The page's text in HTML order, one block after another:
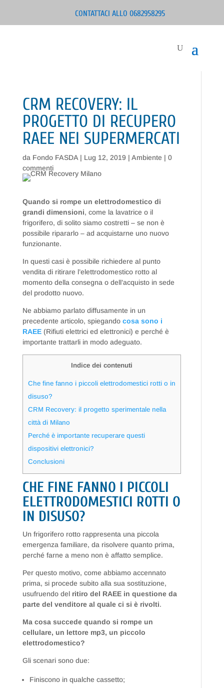
CONTATTACI ALLO 0682958295
CRM RECOVERY: IL
PROGETTO DI RECUPERO
RAEE NEI SUPERMERCATI
da Fondo FASDA| Lug 12, 2019 | Ambiente | 0
commenti
Quando si rompe un elettrodomestico di
grandi dimensioni, come la lavatrice o il
frigorifero, di solito siamo costretti – se non è
possibile ripararlo – ad acquistarne uno nuovo
funzionante.
In questi casi è possibile richiedere al punto
vendita di ritirare l’elettrodomestico rotto al
momento della consegna o dell’acquisto in sede
del prodotto nuovo.
Ne abbiamo parlato diffusamente in un
precedente articolo, spiegando cosa sono i
RAEE(Rifiuti elettrici ed elettronici) e perché è
importante trattarli in modo adeguato.
Indice dei contenuti
Che fine fanno i piccoli elettrodomestici rotti o in
disuso?
CRM Recovery: il progetto sperimentale nella
città di Milano
Perché è importante recuperare questi
dispositivi elettronici?
Conclusioni
CHE FINE FANNO I PICCOLI
ELETTRODOMESTICI ROTTI O
IN DISUSO?
Un frigorifero rotto rappresenta una piccola
emergenza familiare, da risolvere quanto prima,
perché farne a meno non è affatto semplice.
Per questo motivo, come abbiamo accennato
prima, si procede subito alla sua sostituzione,
usufruendo del ritiro del RAEE in questione da
parte del venditore al quale ci si è rivolti.
Ma cosa succede quando si rompe un
cellulare, un lettore mp3, un piccolo
elettrodomestico?
Gli scenari sono due:
Finiscono in qualche cassetto;